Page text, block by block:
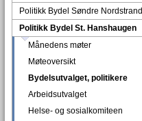
Politikk Bydel Søndre Nordstrand
Politikk Bydel St. Hanshaugen
Månedens møter
Møteoversikt
Bydelsutvalget, politikere
Arbeidsutvalget
Helse- og sosialkomiteen